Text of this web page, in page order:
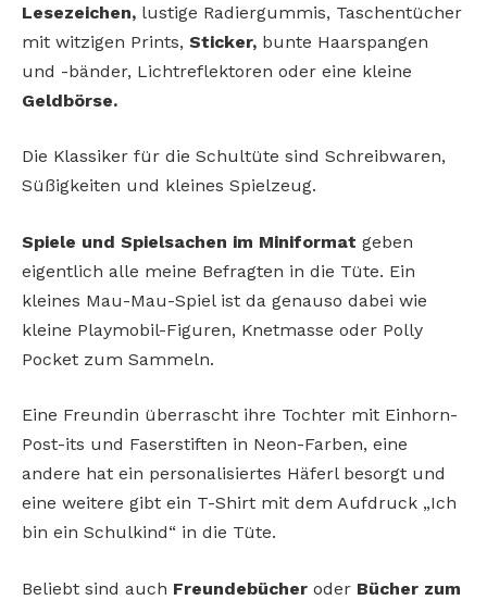
Lesezeichen, lustige Radiergummis, Taschentücher
mit witzigen Prints, Sticker, bunte Haarspangen
und -bänder, Lichtreflektoren oder eine kleine
Geldbörse.
Die Klassiker für die Schultüte sind Schreibwaren,
Süßigkeiten und kleines Spielzeug.
Spiele und Spielsachen im Miniformat geben
eigentlich alle meine Befragten in die Tüte. Ein
kleines Mau-Mau-Spiel ist da genauso dabei wie
kleine Playmobil-Figuren, Knetmasse oder Polly
Pocket zum Sammeln.
Eine Freundin überrascht ihre Tochter mit Einhorn-
Post-its und Faserstiften in Neon-Farben, eine
andere hat ein personalisiertes Häferl besorgt und
eine weitere gibt ein T-Shirt mit dem Aufdruck „Ich
bin ein Schulkind“ in die Tüte.
Beliebt sind auch Freundebücher oder Bücher zum